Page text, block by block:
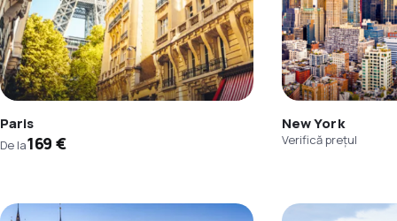
Paris
De la169 €
New York
Verifică prețul